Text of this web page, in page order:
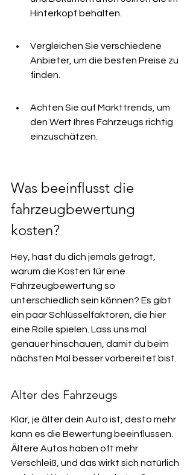
Hinterkopf behalten.
Vergleichen Sie verschiedene
Anbieter, um die besten Preise zu
finden.
Achten Sie auf Markttrends, um
den Wert Ihres Fahrzeugs richtig
einzuschätzen.
Was beeinflusst die
fahrzeugbewertung
kosten?
Hey, hast du dich jemals gefragt,
warum die Kosten für eine
Fahrzeugbewertung so
unterschiedlich sein können? Es gibt
ein paar Schlüsselfaktoren, die hier
eine Rolle spielen. Lass uns mal
genauer hinschauen, damit du beim
nächsten Mal besser vorbereitet bist.
Alter des Fahrzeugs
Klar, je älter dein Auto ist, desto mehr
kann es die Bewertung beeinflussen.
Ältere Autos haben oft mehr
Verschleiß, und das wirkt sich natürlich